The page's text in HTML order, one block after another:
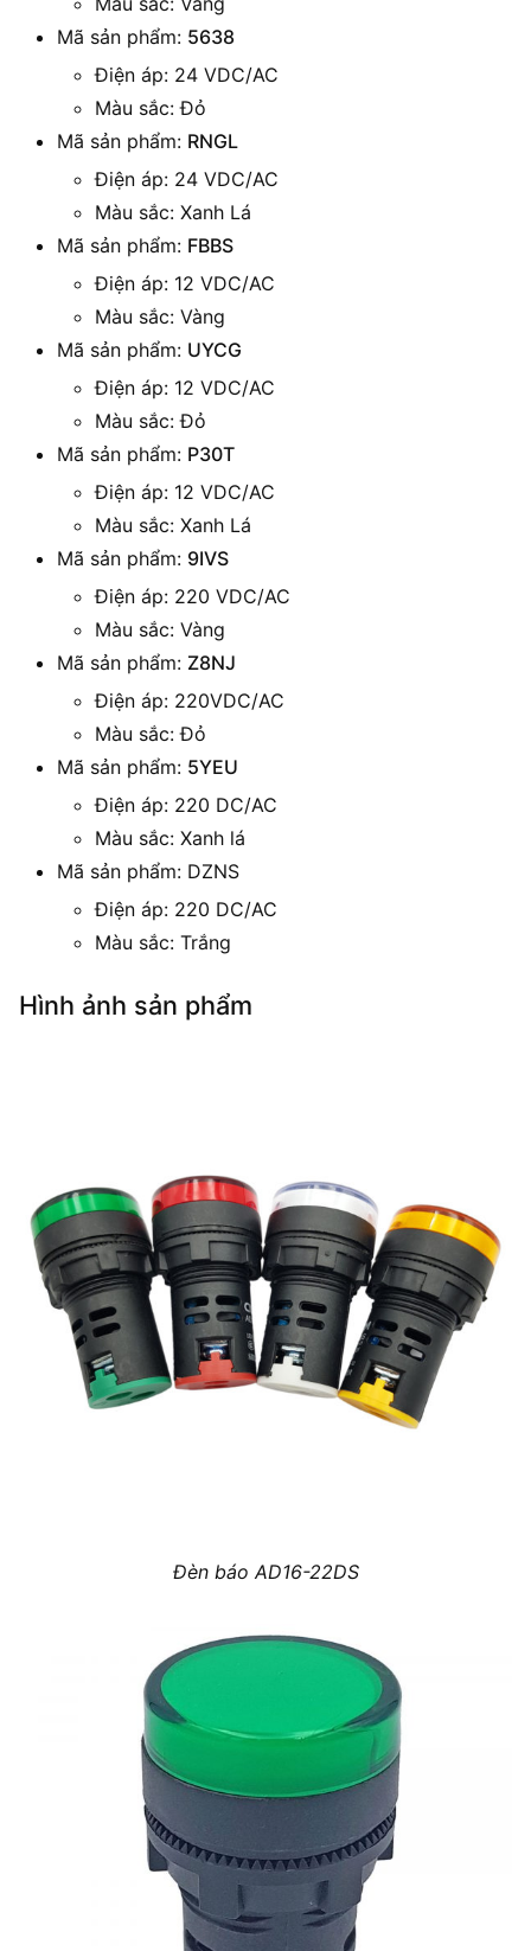
Mã sản phẩm: 5638
Điện áp: 24 VDC/AC
Màu sắc: Đỏ
Mã sản phẩm: RNGL
Điện áp: 24 VDC/AC
Màu sắc: Xanh Lá
Mã sản phẩm: FBBS
Điện áp: 12 VDC/AC
Màu sắc: Vàng
Mã sản phẩm: UYCG
Điện áp: 12 VDC/AC
Màu sắc: Đỏ
Mã sản phẩm: P30T
Điện áp: 12 VDC/AC
Màu sắc: Xanh Lá
Mã sản phẩm: 9IVS
Điện áp: 220 VDC/AC
Màu sắc: Vàng
Mã sản phẩm: Z8NJ
Điện áp: 220VDC/AC
Màu sắc: Đỏ
Mã sản phẩm: 5YEU
Điện áp: 220 DC/AC
Màu sắc: Xanh lá
Mã sản phẩm: DZNS
Điện áp: 220 DC/AC
Màu sắc: Trắng
Hình ảnh sản phẩm
Đèn báo AD16-22DS